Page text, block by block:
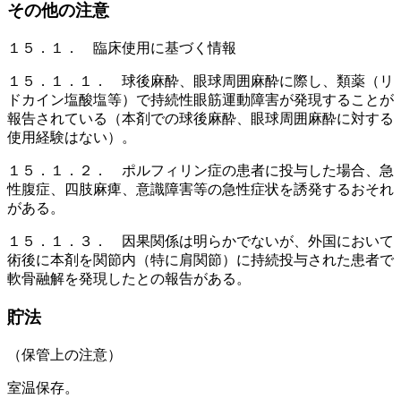
その他の注意
１５．１． 臨床使用に基づく情報
１５．１．１． 球後麻酔、眼球周囲麻酔に際し、類薬（リ
ドカイン塩酸塩等）で持続性眼筋運動障害が発現することが
報告されている（本剤での球後麻酔、眼球周囲麻酔に対する
使用経験はない）。
１５．１．２． ポルフィリン症の患者に投与した場合、急
性腹症、四肢麻痺、意識障害等の急性症状を誘発するおそれ
がある。
１５．１．３． 因果関係は明らかでないが、外国において
術後に本剤を関節内（特に肩関節）に持続投与された患者で
軟骨融解を発現したとの報告がある。
貯法
（保管上の注意）
室温保存。